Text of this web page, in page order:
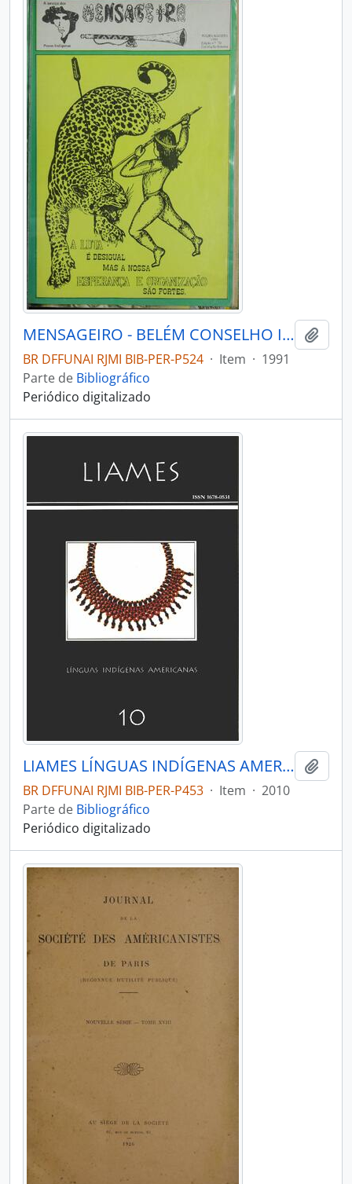
MENSAGEIRO - BELÉM CONSELHO INDIGENISTA MISSIONÁRIO - 1991 - Nº70
BR DFFUNAI RJMI BIB-PER-P524 · Item · 1991
Parte de Bibliográfico
Periódico digitalizado
LIAMES LÍNGUAS INDÍGENAS AMERICANAS - CAMPINAS SP UNICAMP INSTITUTO DE EST - 2010 - Nº10
BR DFFUNAI RJMI BIB-PER-P453 · Item · 2010
Parte de Bibliográfico
Periódico digitalizado